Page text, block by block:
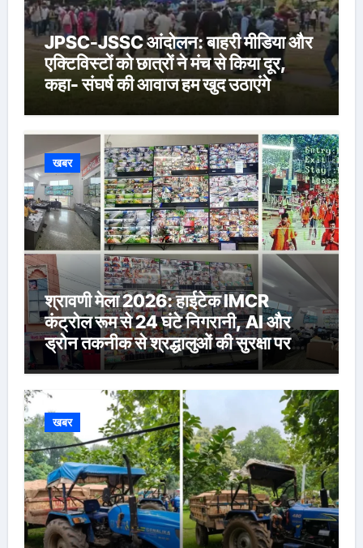
JPSC-JSSC आंदोलन: बाहरी मीडिया और
एक्टिविस्टों को छात्रों ने मंच से किया दूर,
कहा- संघर्ष की आवाज हम खुद उठाएंगे
खबर
श्रावणी मेला 2026: हाईटेक IMCR
कंट्रोल रूम से 24 घंटे निगरानी, AI और
ड्रोन तकनीक से श्रद्धालुओं की सुरक्षा पर
विशेष नजर
खबर